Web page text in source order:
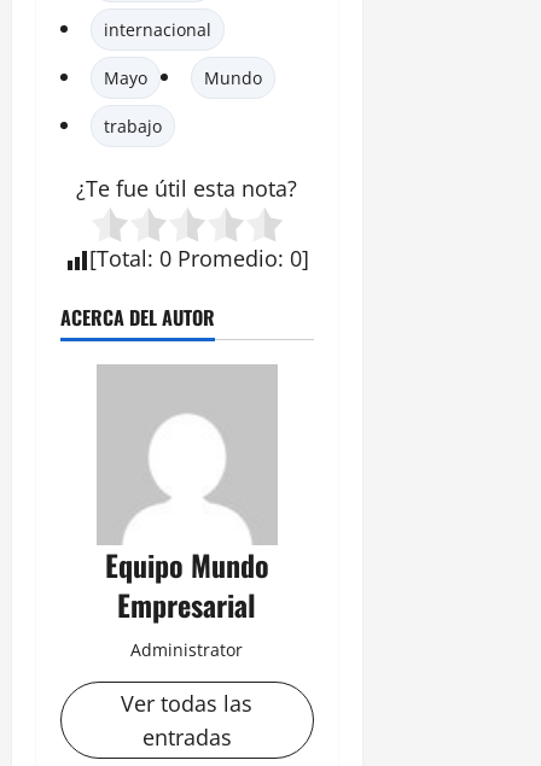
internacional
Mayo Mundo
trabajo
¿Te fue útil esta nota?
[Total: 0 Promedio: 0]
ACERCA DEL AUTOR
Equipo Mundo
Empresarial
Administrator
Ver todas las
entradas